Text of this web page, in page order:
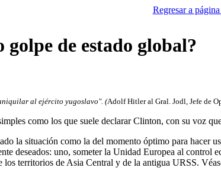
Regresar a
de estado global?
al ejército yugoslavo". (Adolf Hitler al Gral. Jodl, Jefe de
como los que suele declarar Clinton, con su voz
la situación como la del momento óptimo para hacer
deseados: uno, someter la Unidad Europea al
territorios de Asia Central y de la antigua URSS.